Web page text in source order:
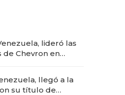
lideró las
de Chevron en
llegó a la
su título de